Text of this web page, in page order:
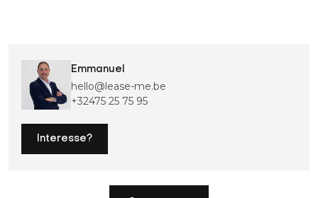
Emmanuel
hello@lease-me.be
+32475 25 75 95
Interesse?